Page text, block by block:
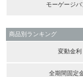
モーゲージバ
商品別ランキング
変動金利
全期間固定